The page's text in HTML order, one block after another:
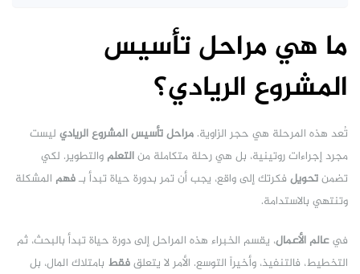
ما هي مراحل تأسيس
المشروع الريادي؟
تُعد هذه المرحلة هي حجر الزاوية. مراحل تأسيس المشروع الريادي ليست
مجرد إجراءات روتينية، بل هي رحلة متكاملة منالتعلم والتطوير. لكي
تضمنتحويلفكرتك إلى واقع، يجب أن تمر بدورة حياة تبدأ بـفهم المشكلة
وتنتهي بالاستدامة.
فيعالم الأعمال، يقسم الخبراء هذه المراحل إلى دورة حياة تبدأ بالبحث، ثم
التخطيط، فالتنفيذ، وأخيراً التوسع. الأمر لا يتعلقفقط بامتلاك المال، بل